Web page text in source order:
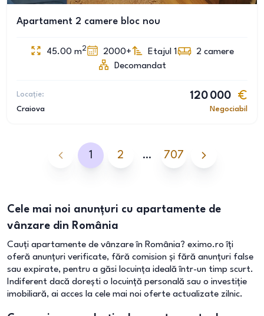
Apartament 2 camere bloc nou
45.00 m2 2000+ Etajul 1 2 camere
Decomandat
Locație:
Craiova
120 000
Negociabil
1 2 … 707
Cele mai noi anunțuri cu apartamente de
vânzare din România
Cauți apartamente de vânzare în România? eximo.ro îți
oferă anunțuri verificate, fără comision și fără anunțuri false
sau expirate, pentru a găsi locuința ideală într-un timp scurt.
Indiferent dacă dorești o locuință personală sau o investiție
imobiliară, ai acces la cele mai noi oferte actualizate zilnic.